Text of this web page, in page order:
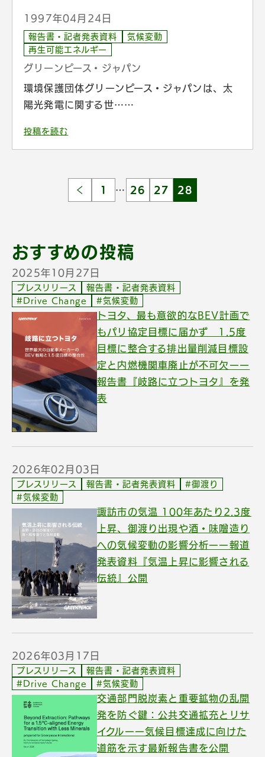
1997年04月24日
報告書・記者発表資料
気候変動
再生可能エネルギー
グリーンピース・ジャパン
環境保護団体グリーンピース・ジャパンは、太
陽光発電に関する世……
投稿を読む
1 … 26 27 28
おすすめの投稿
2025年10月27日
プレスリリース
報告書・記者発表資料
#Drive Change
#気候変動
トヨタ、最も意欲的なBEV計画で
もパリ協定目標に届かず 1.5度
目標に整合する排出量削減目標設
定と内燃機関車廃止が不可欠ーー
報告書『岐路に立つトヨタ』を発
表
2026年02月03日
プレスリリース 報告書・記者発表資料
#御渡り
#気候変動
諏訪市の気温 100年あたり2.3度
上昇、御渡り出現や酒・味噌造り
への気候変動の影響分析ーー報道
発表資料『気温上昇に影響される
伝統』公開
2026年03月17日
プレスリリース
報告書・記者発表資料
#Drive Change
#気候変動
交通部門脱炭素と重要鉱物の乱開
発を防ぐ鍵：公共交通拡充とリサ
イクルーー気候目標達成に向けた
道筋を示す最新報告書を公開